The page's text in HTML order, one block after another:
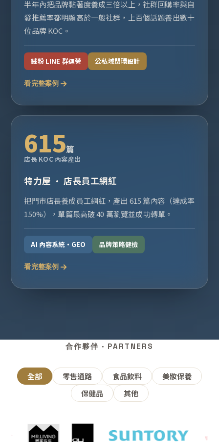
半年內把品牌黏著度養成三倍以上，社群回購率與自
發推薦率都明顯高於一般社群，上百個話題養出數十
位品牌 KOC。
鐵粉 LINE 群運營 公私域閉環設計
看完整案例
615篇
店長 KOC 內容產出
特力屋 · 店長員工網紅
把門市店長養成員工網紅，產出 615 篇內容（達成率
150%），單篇最高破 40 萬瀏覽並成功轉單。
AI 內容系統・GEO 品牌策略健檢
看完整案例
合作夥伴 · PARTNERS
全部 零售通路 食品飲料
美妝保養
保健品
其他